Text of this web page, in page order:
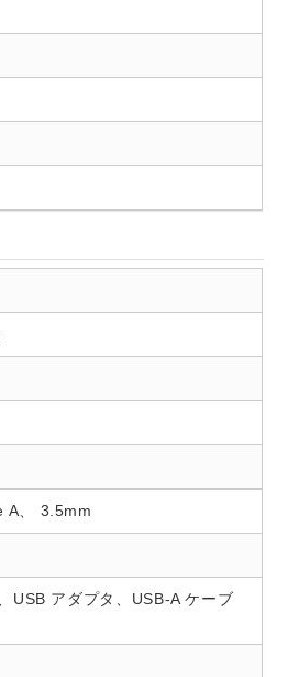
A、 3.5mm
USB アダプタ、USB-A ケーブ